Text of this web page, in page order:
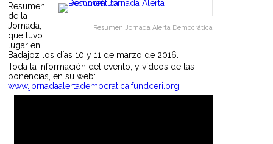
Resumen Jornada Alerta Democrática
Resumen
de la
Jornada,
que tuvo
lugar en
Badajoz los días 10 y 11 de marzo de 2016.
Toda la información del evento, y vídeos de las
ponencias, en su web:
www.jornadaalertademocratica.fundceri.org